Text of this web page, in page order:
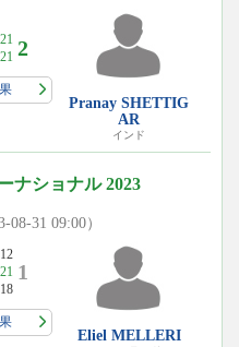
21
21 2
Pranay SHETTIG
AR
インド
ナショナル 2023
08-31 09:00）
21 1
Eliel MELLERI